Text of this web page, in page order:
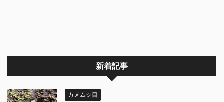
新着記事
カメムシ目